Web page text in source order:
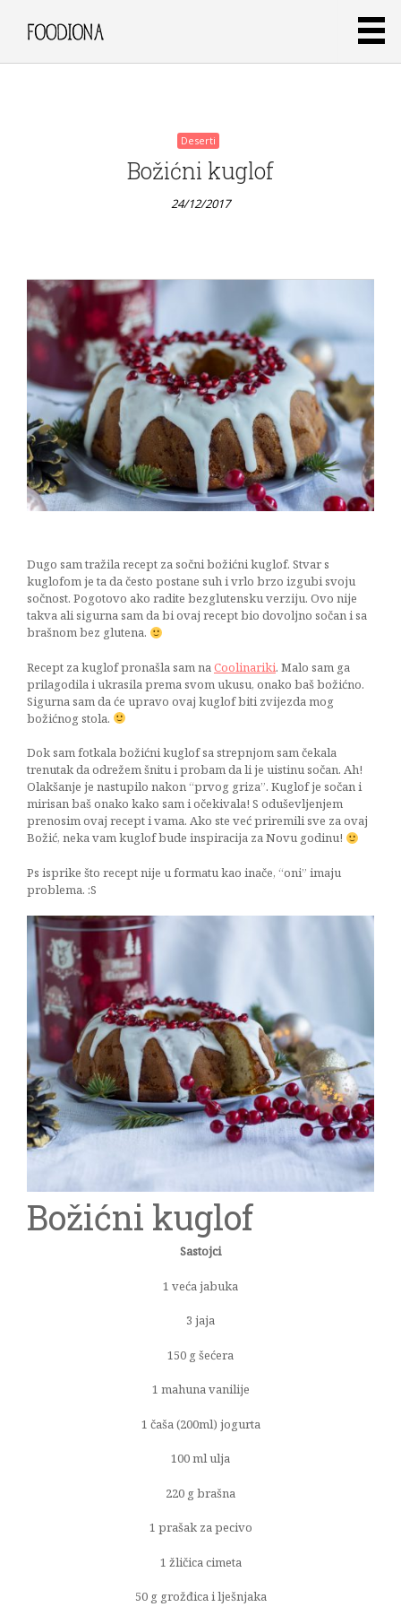
Deserti
Čokoladni
mini
kuglof
24/12/2017
Deserti
Božićni kuglof
24/12/2017
Dugo sam tražila recept za sočni božićni kuglof. Stvar s
kuglofom je ta da često postane suh i vrlo brzo izgubi svoju
sočnost. Pogotovo ako radite bezglutensku verziju. Ovo nije
takva ali sigurna sam da bi ovaj recept bio dovoljno sočan i sa
brašnom bez glutena.
Recept za kuglof pronašla sam naCoolinariki. Malo sam ga
prilagodila i ukrasila prema svom ukusu, onako baš božićno.
Sigurna sam da će upravo ovaj kuglof biti zvijezda mog
božićnog stola.
Dok sam fotkala božićni kuglof sa strepnjom sam čekala
trenutak da odrežem šnitu i probam da li je uistinu sočan. Ah!
Olakšanje je nastupilo nakon “prvog griza”. Kuglof je sočan i
mirisan baš onako kako sam i očekivala! S oduševljenjem
prenosim ovaj recept i vama. Ako ste već priremili sve za ovaj
Božić, neka vam kuglof bude inspiracija za Novu godinu!
Ps isprike što recept nije u formatu kao inače, “oni” imaju
problema. :S
Božićni kuglof
Sastojci
1 veća jabuka
3 jaja
150 g šećera
1 mahuna vanilije
1 čaša (200ml) jogurta
100 ml ulja
220 g brašna
1 prašak za pecivo
1 žličica cimeta
50 g grožđica i lješnjaka